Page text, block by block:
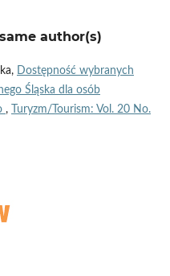
author(s)
Dostępność wybranych
Śląska dla osób
,
Turyzm/Tourism: Vol. 20 No.